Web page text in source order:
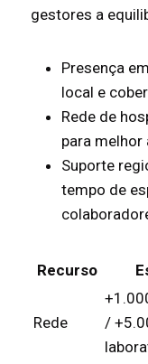
gestores a
Presença
local e
Rede de
para melhor
Suporte
tempo de
Recurso
Rede
/